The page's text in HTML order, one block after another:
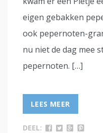
eigen gebakken
ook pepernoten-
nu niet de dag mee
pepernoten. […]
LEES MEER
DEEL: